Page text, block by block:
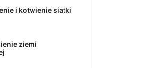
i kotwienie siatki
ziemi